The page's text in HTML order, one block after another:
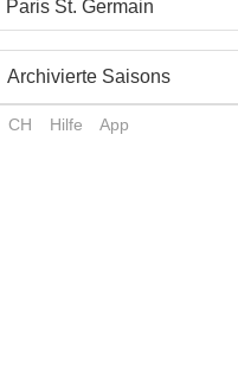
Paris St. Germain
Archivierte Saisons
CH Hilfe App